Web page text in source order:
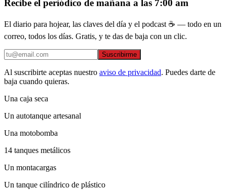
Recibe el periódico de mañana a las 7:00 am
El diario para hojear, las claves del día y el podcast ☕ — todo en un
correo, todos los días. Gratis, y te das de baja con un clic.
Suscribirme
Al suscribirte aceptas nuestro aviso de privacidad. Puedes darte de
baja cuando quieras.
Una caja seca
Un autotanque artesanal
Una motobomba
14 tanques metálicos
Un montacargas
Un tanque cilíndrico de plástico